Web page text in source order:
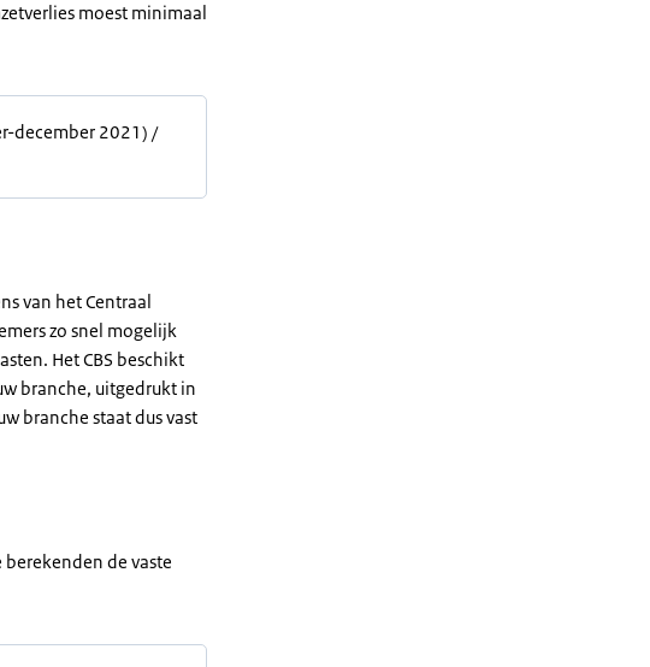
moest minimaal
december 2021) /
van het Centraal
zo snel mogelijk
Het CBS beschikt
branche, uitgedrukt in
branche staat dus vast
de vaste